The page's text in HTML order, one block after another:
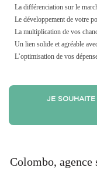
La différenciation sur le
Le développement de votre
La multiplication de vos
Un lien solide et agréable
L’optimisation de vos
JE SOUHAITE
Colombo,